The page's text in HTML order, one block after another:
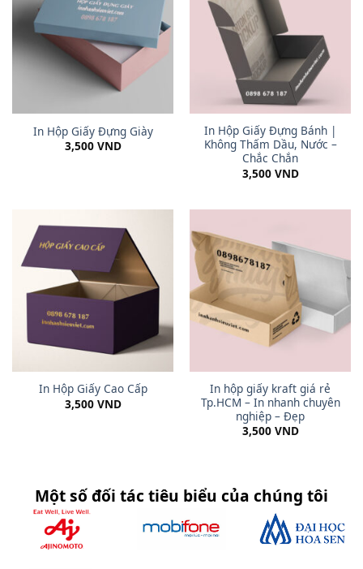
In Hộp Giấy Đựng Giày
3,500 VND
In Hộp Giấy Đựng Bánh |
Không Thấm Dầu, Nước –
Chắc Chắn
3,500 VND
In Hộp Giấy Cao Cấp
3,500 VND
In hộp giấy kraft giá rẻ
Tp.HCM – In nhanh chuyên
nghiệp – Đẹp
3,500 VND
Một số đối tác tiêu biểu của chúng tôi